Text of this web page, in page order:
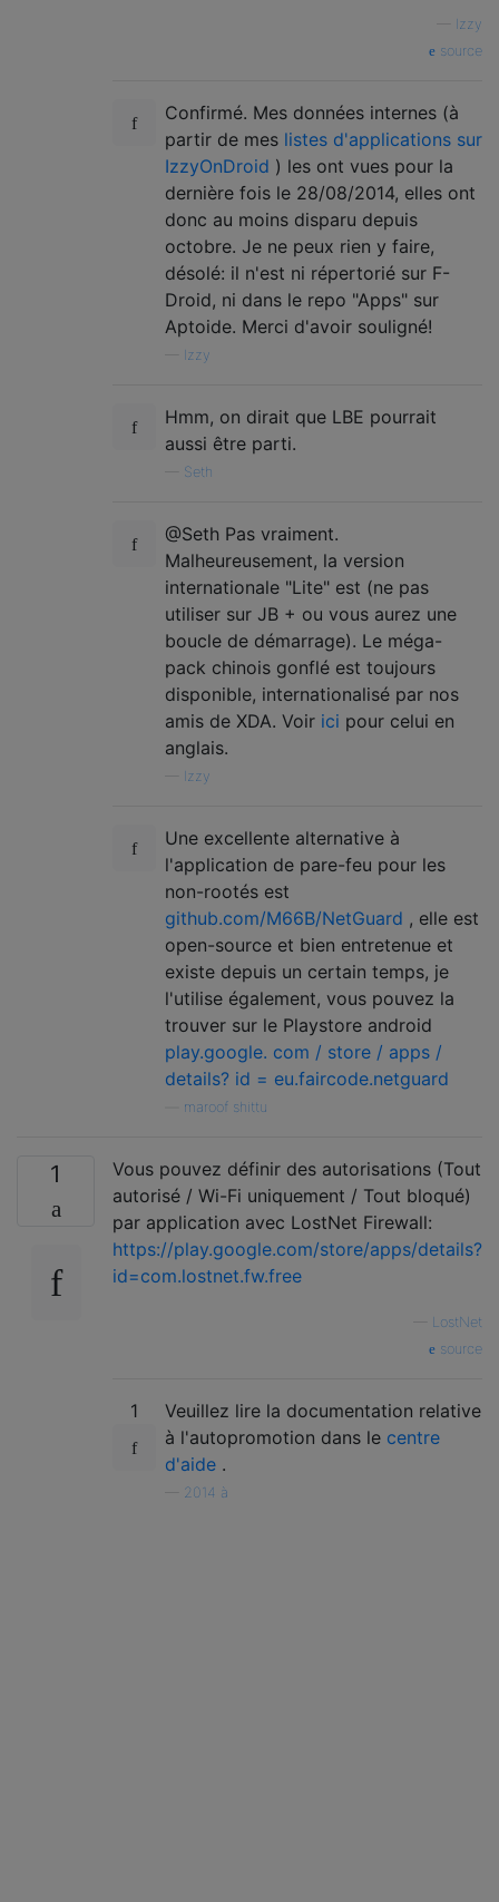
Izzy
source
Confirmé. Mes données internes (à
partir de mes listes d'applications sur
IzzyOnDroid ) les ont vues pour la
dernière fois le 28/08/2014, elles ont
donc au moins disparu depuis
octobre. Je ne peux rien y faire,
désolé: il n'est ni répertorié sur F-
Droid, ni dans le repo "Apps" sur
Aptoide. Merci d'avoir souligné!
Izzy
Hmm, on dirait que LBE pourrait
aussi être parti.
Seth
@Seth Pas vraiment.
Malheureusement, la version
internationale "Lite" est (ne pas
utiliser sur JB + ou vous aurez une
boucle de démarrage). Le méga-
pack chinois gonflé est toujours
disponible, internationalisé par nos
amis de XDA. Voir ici pour celui en
anglais.
Izzy
Une excellente alternative à
l'application de pare-feu pour les
non-rootés est
github.com/M66B/NetGuard , elle est
open-source et bien entretenue et
existe depuis un certain temps, je
l'utilise également, vous pouvez la
trouver sur le Playstore android
play.google. com / store / apps /
details? id = eu.faircode.netguard
maroof shittu
1
Vous pouvez définir des autorisations (Tout
autorisé / Wi-Fi uniquement / Tout bloqué)
par application avec LostNet Firewall:
https://play.google.com/store/apps/details?
id=com.lostnet.fw.free
LostNet
source
1
Veuillez lire la documentation relative
à l'autopromotion dans le centre
d'aide .
2014 à